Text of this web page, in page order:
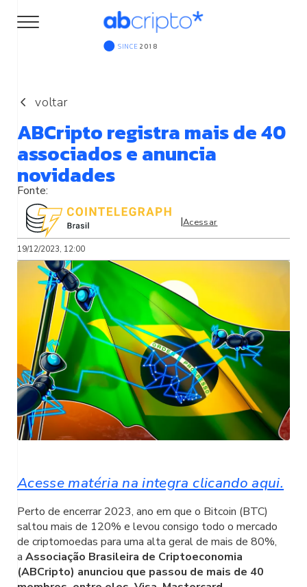
SINCE 2018
voltar
ABCripto registra mais de 40
associados e anuncia
novidades
|Acessar
19/12/2023, 12:00
Acesse matéria na integra clicando aqui.
Perto de encerrar 2023, ano em que o Bitcoin (BTC)
saltou mais de 120% e levou consigo todo o mercado
de criptomoedas para uma alta geral de mais de 80%,
a Associação Brasileira de Criptoeconomia
(ABCripto) anunciou que passou de mais de 40